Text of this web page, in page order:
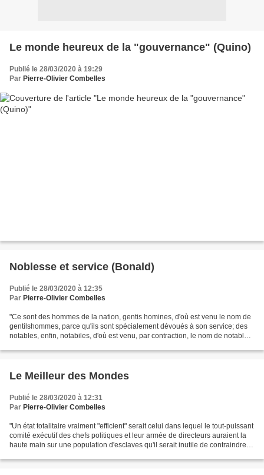
Le monde heureux de la "gouvernance" (Quino)
Publié le 28/03/2020 à 19:29
Par Pierre-Olivier Combelles
Noblesse et service (Bonald)
Publié le 28/03/2020 à 12:35
Par Pierre-Olivier Combelles
"Ce sont des hommes de la nation, gentis homines, d'où est venu le nom de
gentilshommes, parce qu'ils sont spécialement dévoués à son service; des
notables, enfin, notabiles, d'où est venu, par contraction, le nom de notables,
Le Meilleur des Mondes
Publié le 28/03/2020 à 12:31
Par Pierre-Olivier Combelles
"Un état totalitaire vraiment "efficient" serait celui dans lequel le tout-puissant
comité exécutif des chefs politiques et leur armée de directeurs auraient la
haute main sur une population d'esclaves qu'il serait inutile de contraindre,